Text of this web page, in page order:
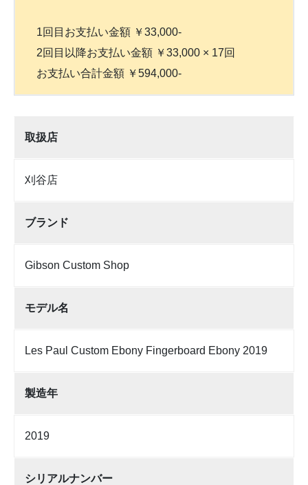
1回目お支払い金額 ￥33,000-
2回目以降お支払い金額 ￥33,000 × 17回
お支払い合計金額 ￥594,000-
取扱店
刈谷店
ブランド
Gibson Custom Shop
モデル名
Les Paul Custom Ebony Fingerboard Ebony 2019
製造年
2019
シリアルナンバー